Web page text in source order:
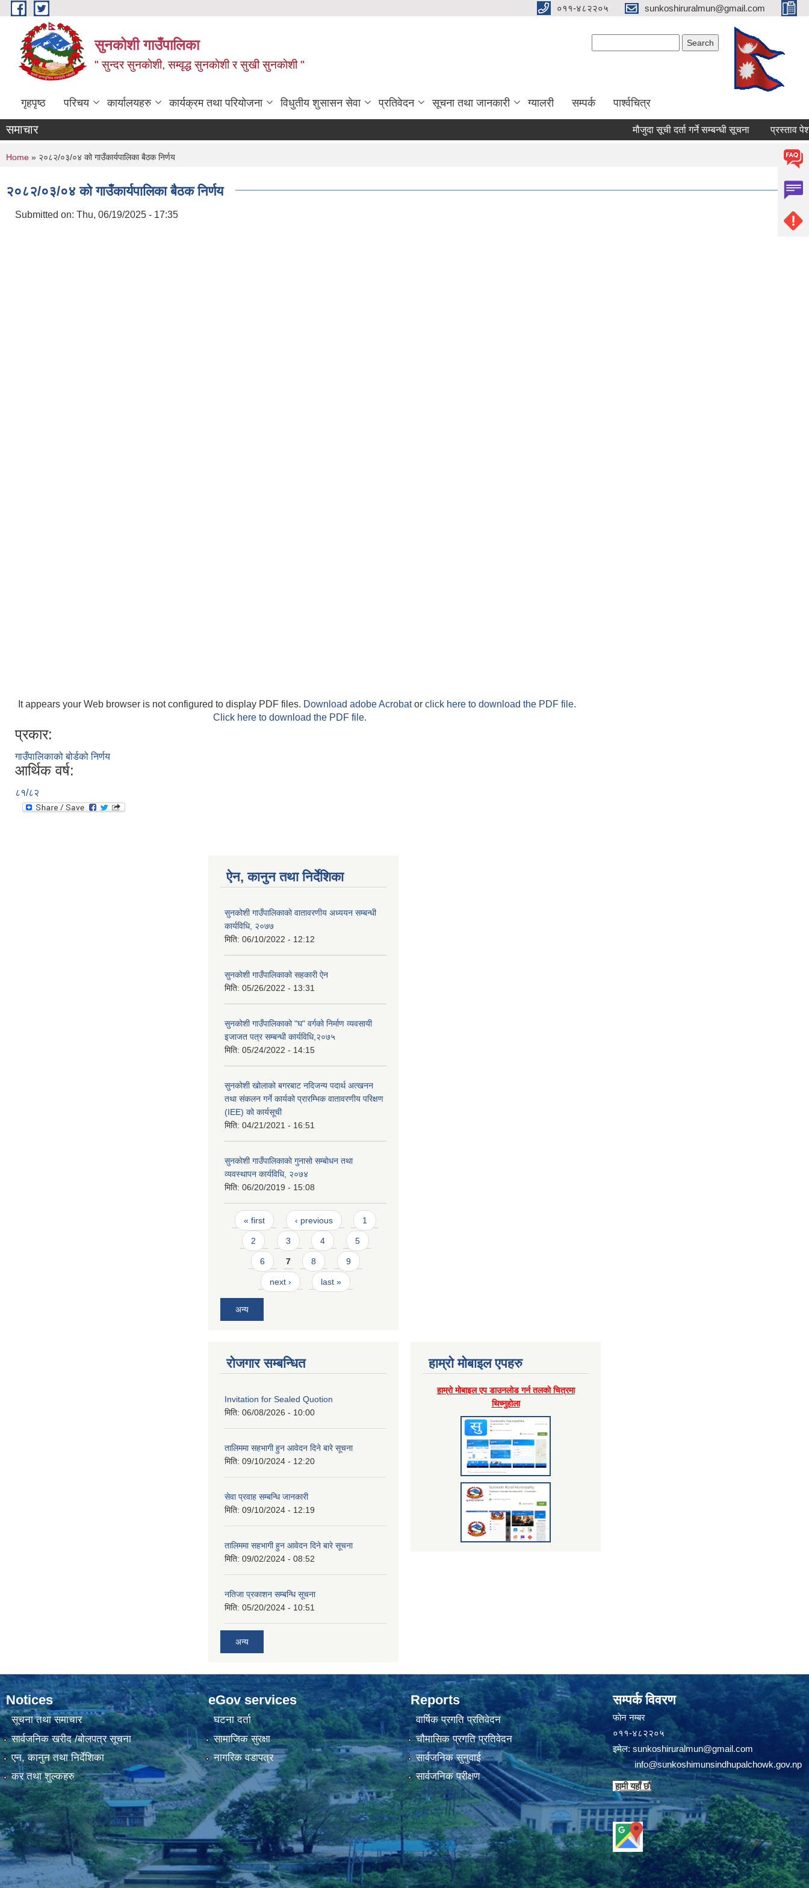
Skip to main content ०११-४८२२०५ sunkoshiruralmun@gmail.com
सुनकोशी गाउँपालिका
" सुन्दर सुनकाेशी, सम्वृद्ध सुनकाेशी र सुखी सुनकाेशी "
गृहपृष्ठ परिचय कार्यालयहरु कार्यक्रम तथा परियोजना विधुतीय शुसासन सेवा प्रतिवेदन सूचना तथा जानकारी ग्यालरी सम्पर्क पार्श्वचित्र
समाचार मौजुदा सूची दर्ता गर्ने सम्बन्धी सूचना प्रस्ताव पेश गर्ने
You are here
Home » २०८२/०३/०४ को गाउँकार्यपालिका बैठक निर्णय
२०८२/०३/०४ को गाउँकार्यपालिका बैठक निर्णय
Submitted on: Thu, 06/19/2025 - 17:35
It appears your Web browser is not configured to display PDF files. Download adobe Acrobator click here to download the PDF file.
Click here to download the PDF file.
प्रकार:
गाउँपालिकाको बोर्डको निर्णय
आर्थिक वर्ष:
८१/८२
ऐन, कानुन तथा निर्देशिका
सुनकोशी गाउँपालिकाको वातावरणीय अध्ययन सम्बन्धी
कार्यविधि, २०७७
मिति: 06/10/2022 - 12:12
सुनकाेशी गाउँपालिकाको सहकारी ऐन
मिति: 05/26/2022 - 13:31
सुनकोशी गाउँपालिकाको "घ" वर्गको निर्माण व्यवसायी
इजाजत पत्र सम्बन्धी कार्यविधि,२०७५
मिति: 05/24/2022 - 14:15
सुनकोशी खोलाको बगरबाट नदिजन्य पदार्थ अत्खनन
तथा संकलन गर्ने कार्यको प्रारम्भिक वातावरणीय परिक्षण
(IEE) को कार्यसूची
मिति: 04/21/2021 - 16:51
सुनकाेशी गाउँपालिकाकाे गुनासाे सम्बाेधन तथा
व्यवस्थापन कार्यविधि, २०७४
मिति: 06/20/2019 - 15:08
Pages
« first ‹ previous 1
2 3 4 5
6 7 8 9
next › last »
अन्य
रोजगार सम्बन्धित
Invitation for Sealed Quotion
मिति: 06/08/2026 - 10:00
तालिममा सहभागी हुन आवेदन दिने बारे सूचना
मिति: 09/10/2024 - 12:20
सेवा प्रवाह सम्बन्धि जानकारी
मिति: 09/10/2024 - 12:19
तालिममा सहभागी हुन आवेदन दिने बारे सूचना
मिति: 09/02/2024 - 08:52
नतिजा प्रकाशन सम्बन्धि सूचना
मिति: 05/20/2024 - 10:51
अन्य
हाम्राे माेबाइल एपहरु
हाम्राे माेबाइल एप डाउनलाेड गर्न तलकाे चित्रमा
थिच्नुहाेला
Notices
सूचना तथा समाचार
सार्वजनिक खरीद /बोलपत्र सूचना
एन, कानुन तथा निर्देशिका
कर तथा शुल्कहरु
eGov services
घटना दर्ता
सामाजिक सुरक्षा
नागरिक वडापत्र
Reports
वार्षिक प्रगति प्रतिवेदन
चौमासिक प्रगति प्रतिवेदन
सार्वजनिक सुनुवाई
सार्वजनिक परीक्षण
सम्पर्क विवरण
फाेन न‌‍‍‍‌‌म्बर
०११-४८२२०५
इमेल: sunkoshiruralmun@gmail.com
info@sunkoshimunsindhupalchowk.gov.np
हामी यहाँ छाै‌ं